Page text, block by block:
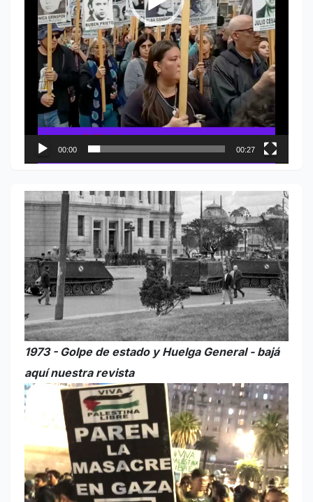
00:00 00:27
1973 - Golpe de estado y Huelga General - bajá
aquí nuestra revista